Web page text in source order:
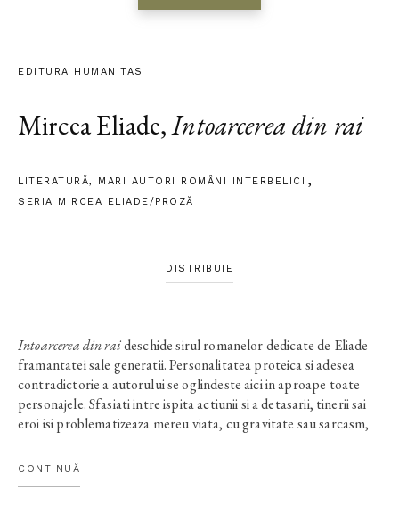
EDITURA HUMANITAS
Mircea Eliade,Intoarcerea din rai
LITERATURĂ, MARI AUTORI ROMÂNI INTERBELICI
SERIA MIRCEA ELIADE/PROZĂ
DISTRIBUIE
Intoarcerea din raideschide sirul romanelor dedicate de Eliade
framantatei sale generatii. Personalitatea proteica si adesea
contradictorie a autorului se oglindeste aici in aproape toate
personajele. Sfasiati intre ispita actiunii si a detasarii, tinerii sai
eroi isi problematizeaza mereu viata, cu gravitate sau sarcasm,
din iubiri patimase si idealuri tulburi, petrecuta intr-o lume ce
pare la fel de incapabila sa-si afle asezarea. Putine lucruri li se
CONTINUĂ